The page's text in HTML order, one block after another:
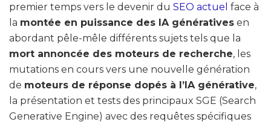
premier temps vers le devenir du SEO actuel face à
la montée en puissance des IA génératives en
abordant pêle-mêle différents sujets tels que la
mort annoncée des moteurs de recherche, les
mutations en cours vers une nouvelle génération
de moteurs de réponse dopés à l’IA générative,
la présentation et tests des principaux SGE (Search
Generative Engine) avec des requêtes spécifiques